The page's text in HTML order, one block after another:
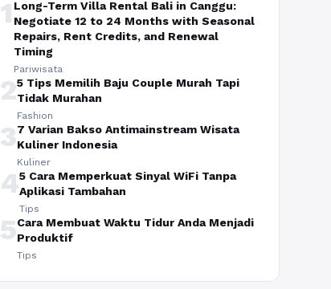
1 Long-Term Villa Rental Bali in Canggu:
Negotiate 12 to 24 Months with Seasonal
Repairs, Rent Credits, and Renewal
Timing
Pariwisata
25 Tips Memilih Baju Couple Murah Tapi
Tidak Murahan
Fashion
37 Varian Bakso Antimainstream Wisata
Kuliner Indonesia
Kuliner
45 Cara Memperkuat Sinyal WiFi Tanpa
Aplikasi Tambahan
Tips
5Cara Membuat Waktu Tidur Anda Menjadi
Produktif
Tips